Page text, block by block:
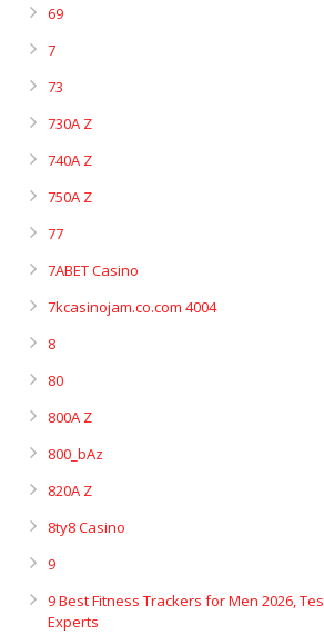
69
7
73
730A Z
740A Z
750A Z
77
7ABET Casino
7kcasinojam.co.com 4004
8
80
800A Z
800_bAz
820A Z
8ty8 Casino
9
9 Best Fitness Trackers for Men 2026,
Experts